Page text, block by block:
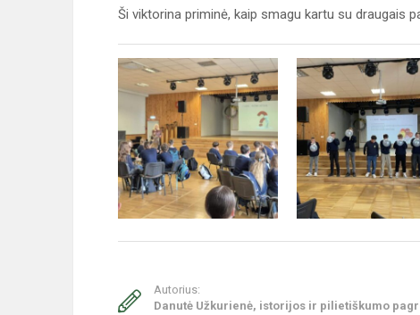
Ši viktorina priminė, kaip smagu kartu su draugais
Autorius:
Danutė Užkurienė, istorijos ir pilietiškumo